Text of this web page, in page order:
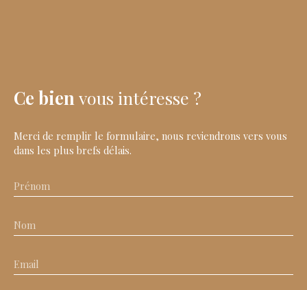
Ce bien vous intéresse ?
Merci de remplir le formulaire, nous reviendrons vers vous
dans les plus brefs délais.
Prénom
Nom
Email